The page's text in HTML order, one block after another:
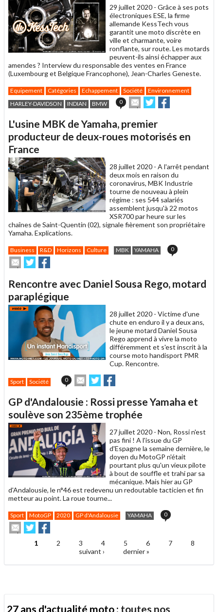
29 juillet 2020 - Grâce à ses pots
électroniques ESE, la firme
allemande KessTech vous
garantit une moto discrète en
ville et charmante, voire
ronflante, sur route. Les motards
peuvent-ils ainsi échapper aux
amendes ? Interview du responsable des ventes en France
(Luxembourg et Belgique Francophone), Jean-Charles Geneste.
Equipement Catégories Echappement Société
Environnement
HARLEY-DAVIDSON
INDIAN BMW 0
Envoyer
cet
à
un
ami
Partager
sur sur
L'usine MBK de Yamaha, premier
producteur de deux-roues motorisés en
France
28 juillet 2020 - A l'arrêt pendant
deux mois en raison du
coronavirus, MBK Industrie
tourne de nouveau à plein
régime : ses 544 salariés
assemblent jusqu'à 22 motos
XSR700 par heure sur les
chaînes de Saint-Quentin (02), signale fièrement son propriétaire
Yamaha. Explications.
Business R&D Horizons Culture MBK YAMAHA 0
Envoyer
cet
à
un
ami
Partager
sur
sur
Rencontre avec Daniel Sousa Rego, motard
paraplégique
28 juillet 2020 - Victime d'une
chute en enduro il y a deux ans,
le jeune motard Daniel Sousa
Rego apprend à vivre la moto
différemment et s'est inscrit à la
course moto handisport PMR
Cup. Rencontre.
Sport Société 0
Envoyer
cet
à
un
ami
Partager
sur sur
GP d'Andalousie : Rossi presse Yamaha et
soulève son 235ème trophée
27 juillet 2020 - Non, Rossi n'est
pas fini ! A l'issue du GP
d'Espagne la semaine dernière, le
doyen du MotoGP n'était
pourtant plus qu'un vieux pilote
à bout de souffle et trahi par sa
mécanique. Mais hier au GP
d'Andalousie, le n°46 est redevenu un redoutable tacticien et fin
metteur au point. La roue tourne...
Sport MotoGP 2020 GP d'Andalousie YAMAHA 0
Envoyer
cet
ami
Partager
sur
Twitter
sur
Facebook
Pages1 2 3 4 5 6 7
8
suivant ›
dernier »
27 ans d'actualité moto : toutes nos